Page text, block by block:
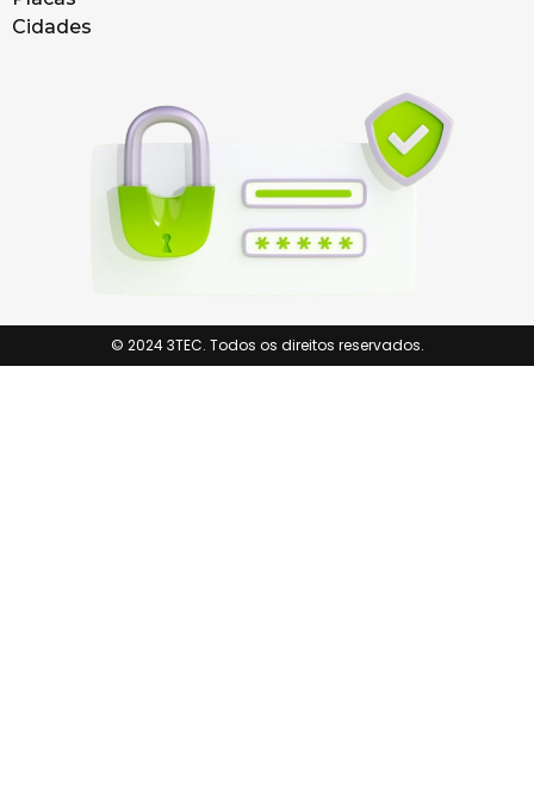
Cidades
© 2024 3TEC. Todos os direitos reservados.